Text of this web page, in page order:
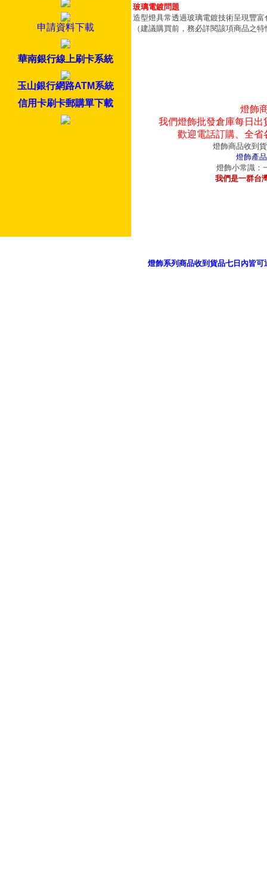
申請資料下載
華南銀行線上刷卡系統
玉山銀行網路ATM系統
信用卡刷卡郵購單下載
玻璃電鍍問題
造型燈具常透過玻璃電鍍技術呈現豐
（建議購買前，務必詳閱該項商品之
燈飾
我們燈飾批發倉庫每日
歡迎電話訂購、全
燈飾商品收到
燈飾產
燈飾小常識：
我們是一群台
燈飾系列商品收到貨品七日內皆